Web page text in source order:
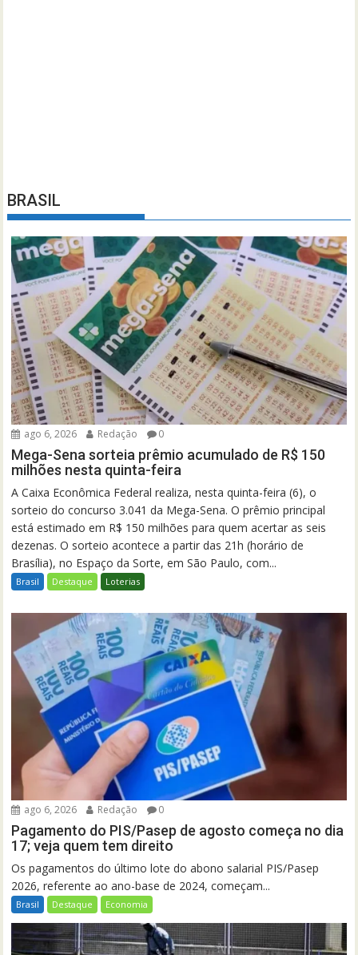
BRASIL
ago 6, 2026 Redação 0
Mega-Sena sorteia prêmio acumulado de R$ 150
milhões nesta quinta-feira
A Caixa Econômica Federal realiza, nesta quinta-feira (6), o
sorteio do concurso 3.041 da Mega-Sena. O prêmio principal
está estimado em R$ 150 milhões para quem acertar as seis
dezenas. O sorteio acontece a partir das 21h (horário de
Brasília), no Espaço da Sorte, em São Paulo, com...
Brasil Destaque Loterias
ago 6, 2026 Redação 0
Pagamento do PIS/Pasep de agosto começa no dia
17; veja quem tem direito
Os pagamentos do último lote do abono salarial PIS/Pasep
2026, referente ao ano-base de 2024, começam...
Brasil Destaque Economia